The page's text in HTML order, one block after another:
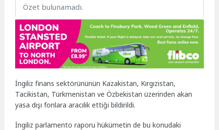
Özet bulunamadı.
İngiliz finans sektörününün Kazakistan, Kırgızistan,
Tacikistan, Türkmenistan ve Özbekistan üzerinden akan
yasa dışı fonlara aracılık ettiği bildirildi.
İngiliz parlamento raporu hükümetin de bu konudaki